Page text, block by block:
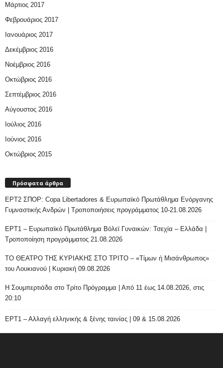
Μάρτιος 2017
Φεβρουάριος 2017
Ιανουάριος 2017
Δεκέμβριος 2016
Νοέμβριος 2016
Οκτώβριος 2016
Σεπτέμβριος 2016
Αύγουστος 2016
Ιούλιος 2016
Ιούνιος 2016
Οκτώβριος 2015
Πρόσφατα άρθρα
ΕΡΤ2 ΣΠΟΡ: Copa Libertadores & Ευρωπαϊκό Πρωτάθλημα Ενόργανης
Γυμναστικής Ανδρών | Τροποποιήσεις προγράμματος 10-21.08.2026
ΕΡΤ1 – Ευρωπαϊκό Πρωτάθλημα Βόλεϊ Γυναικών: Τσεχία – Ελλάδα |
Τροποποίηση προγράμματος 21.08.2026
ΤΟ ΘΕΑΤΡΟ ΤΗΣ ΚΥΡΙΑΚΗΣ ΣΤΟ ΤΡΙΤΟ – «Τίμων ή Μισάνθρωπος»
του Λουκιανού | Κυριακή 09.08.2026
H Σουμπερτιάδα στο Τρίτο Πρόγραμμα | Από 11 έως 14.08.2026, στις
20:10
ΕΡΤ1 – Αλλαγή ελληνικής & ξένης ταινίας | 09 & 15.08.2026